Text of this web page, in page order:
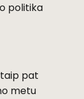
politika
pat
metu